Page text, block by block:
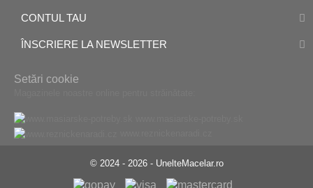
CONTUL TAU
ÎNSCRIERE LA NEWSLETTER
Setări cookie
© 2024 - 2026 - UnelteMacelar.ro